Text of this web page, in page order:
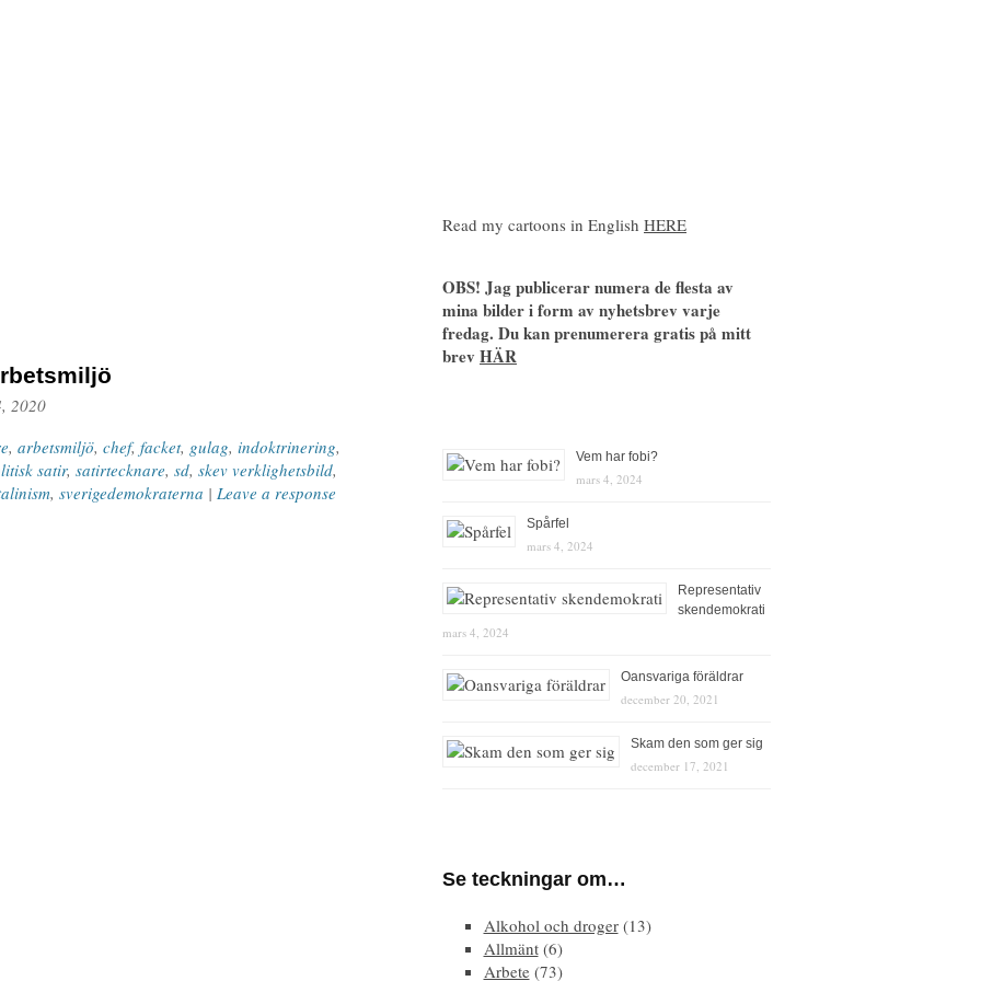
2020
, arbetsmiljö, chef, facket, gulag, indoktrinering,
satir, satirtecknare, sd, skev verklighetsbild,
, sverigedemokraterna | Leave a response
Read my cartoons in English HERE
OBS! Jag publicerar numera de flesta av
mina bilder i form av nyhetsbrev varje
fredag. Du kan prenumerera gratis på mitt
brev HÄR
Vem har fobi?
mars 4, 2024
Spårfel
mars 4, 2024
Representativ
skendemokrati
mars 4, 2024
Oansvariga föräldrar
december 20, 2021
Skam den som ger sig
december 17, 2021
Se teckningar om…
Alkohol och droger(13)
Allmänt(6)
Arbete(73)